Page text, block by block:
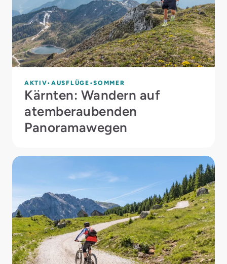
AKTIV AUSFLÜGE SOMMER
Kärnten: Wandern auf
atemberaubenden
Panoramawegen